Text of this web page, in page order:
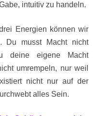
intuitiv zu handeln.
Energien können wir
Du musst Macht nicht
deine eigene Macht
umrempeln, nur weil
nicht nur auf der
alles Sein.